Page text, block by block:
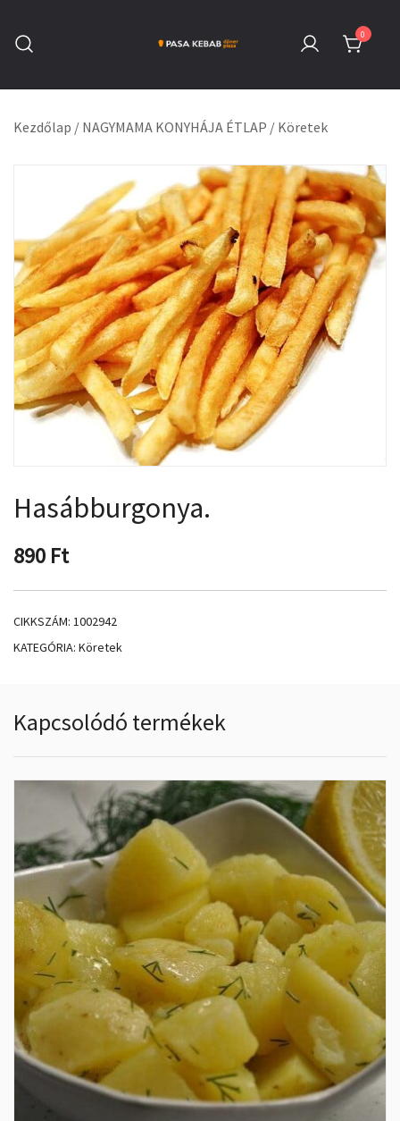
content
0
Kezdőlap / NAGYMAMA KONYHÁJA ÉTLAP / Köretek
Hasábburgonya.
890 Ft
CIKKSZÁM: 1002942
KATEGÓRIA: Köretek
Kapcsolódó termékek